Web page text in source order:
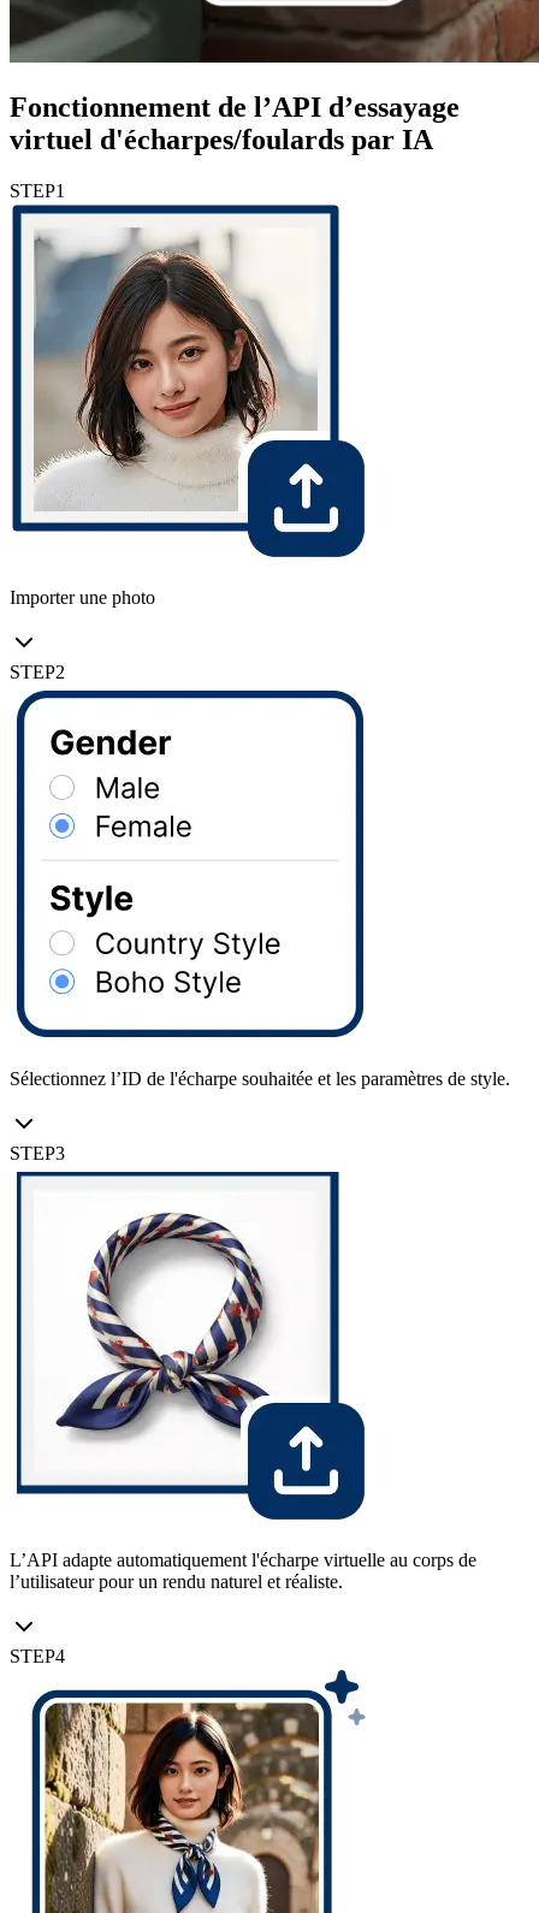
Fonctionnement de l’API d’essayage
virtuel d'écharpes/foulards par IA
STEP1
Importer une photo
STEP2
Sélectionnez l’ID de l'écharpe souhaitée et les paramètres de style.
STEP3
L’API adapte automatiquement l'écharpe virtuelle au corps de
l’utilisateur pour un rendu naturel et réaliste.
STEP4